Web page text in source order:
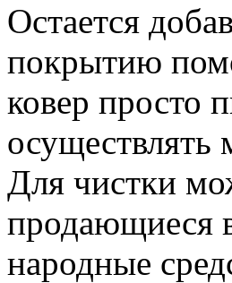
Остается
покрытию
ковер просто
осуществлять
Для чистки
продающиеся
народные